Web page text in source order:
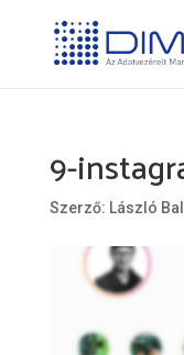
9-
Szerző: László